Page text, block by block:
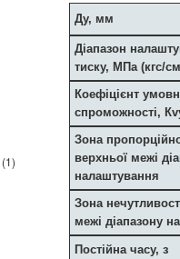
(1)
Ду, мм
Діапазон
тиску, МПа (кгс/
Коефіцієнт
спроможності,
Зона
верхньої межі
налаштування
Зона
межі діапазону
Постійна часу, з